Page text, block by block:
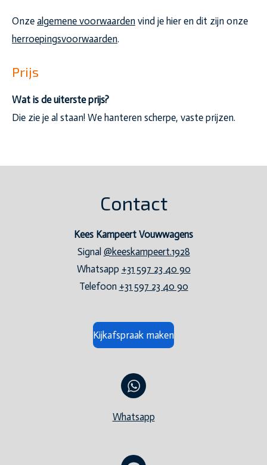
Onze algemene voorwaarden vind je hier en dit zijn onze
herroepingsvoorwaarden.
Prijs
Wat is de uiterste prijs?
Die zie je al staan! We hanteren scherpe, vaste prijzen.
Contact
Kees Kampeert Vouwwagens
Signal @keeskampeert.1928
Whatsapp +31 597 23 40 90
Telefoon +31 597 23 40 90
Kijkafspraak maken
Whatsapp